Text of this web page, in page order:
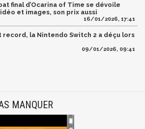
final d’Ocarina of Time se dévoile
et images, son prix aussi
16/01/2026, 17:41
record, la Nintendo Switch 2 a déçu lors
09/01/2026, 09:41
MANQUER